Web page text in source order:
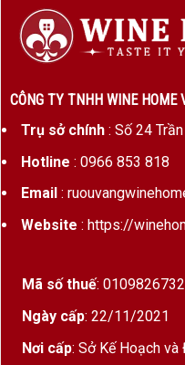
CÔNG TY TNHH WINE HOME
Trụ sở chính: Số 24 Trần
Hotline : 0966 853 818
Email :
Website : https://
Mã số thuế: 0109826732
Ngày cấp: 22/11/2021
Nơi cấp: Sở Kế Hoạch